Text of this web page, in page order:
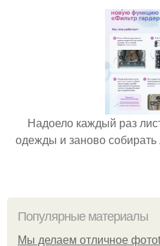
Надоело каждый раз
одежды и заново
Популярные материалы
Мы делаем отличное